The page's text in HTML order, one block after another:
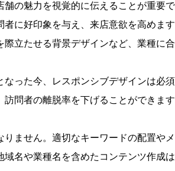
の魅力を視覚的に伝えることが重要
に好印象を与え、来店意欲を高めま
立たせる背景デザインなど、業種に
った今、レスポンシブデザインは必
問者の離脱率を下げることができます
ません。適切なキーワードの配置や
名や業種名を含めたコンテンツ作成
プロが教える！訪問者を顧客に変
えるホームページデザイン5つの